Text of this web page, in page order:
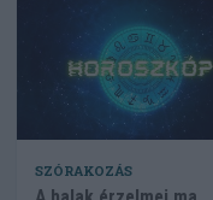
SZÓRAKOZÁS